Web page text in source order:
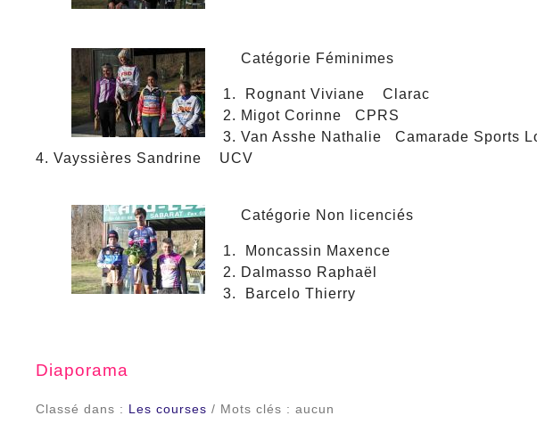
Catégorie Féminimes
Rognant Viviane Clarac
Migot Corinne CPRS
Van Asshe Nathalie Camarade Sports
Vayssières Sandrine UCV
Catégorie Non licenciés
Moncassin Maxence
Dalmasso Raphaël
Barcelo Thierry
Diaporama
Classé dans : Les courses / Mots clés : aucun